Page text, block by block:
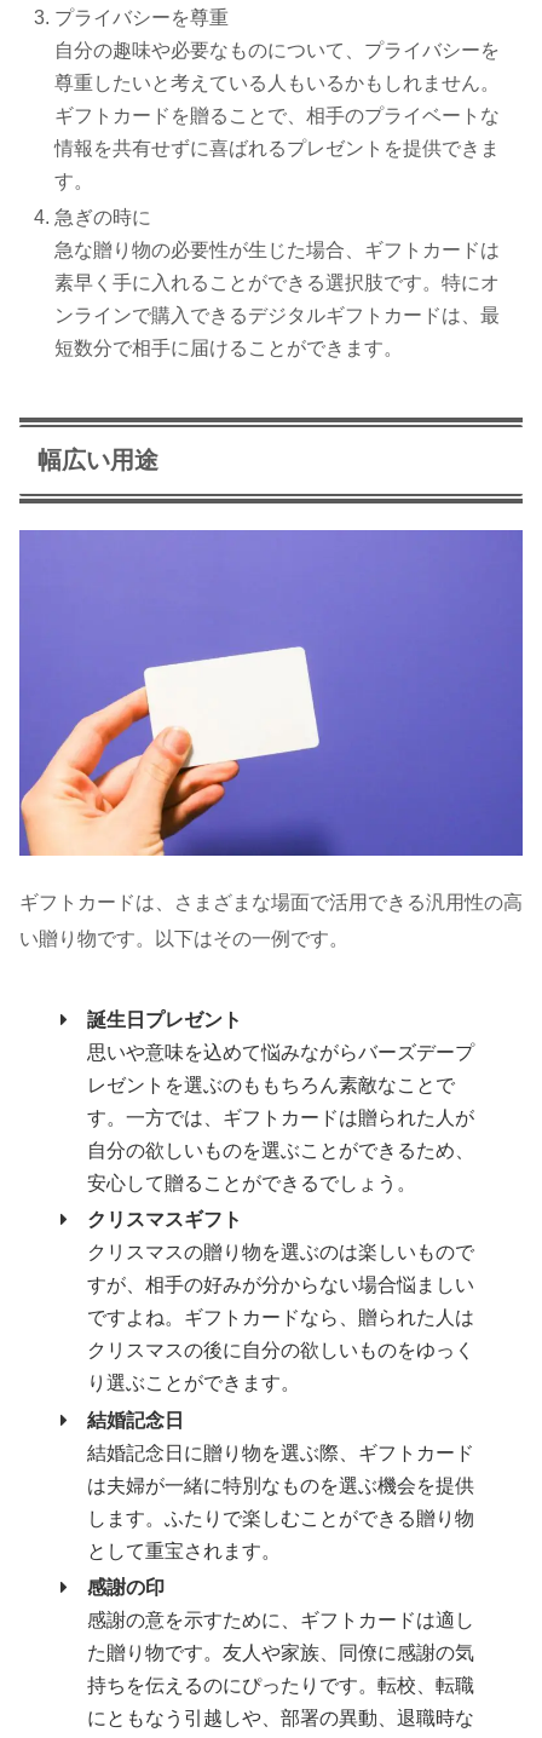
プライバシーを尊重
自分の趣味や必要なものについて、プライバシーを
尊重したいと考えている人もいるかもしれません。
ギフトカードを贈ることで、相手のプライベートな
情報を共有せずに喜ばれるプレゼントを提供できま
す。
急ぎの時に
急な贈り物の必要性が生じた場合、ギフトカードは
素早く手に入れることができる選択肢です。特にオ
ンラインで購入できるデジタルギフトカードは、最
短数分で相手に届けることができます。
幅広い用途
ギフトカードは、さまざまな場面で活用できる汎用性の高
い贈り物です。以下はその一例です。
誕生日プレゼント
思いや意味を込めて悩みながらバーズデープ
レゼントを選ぶのももちろん素敵なことで
す。一方では、ギフトカードは贈られた人が
自分の欲しいものを選ぶことができるため、
安心して贈ることができるでしょう。
クリスマスギフト
クリスマスの贈り物を選ぶのは楽しいもので
すが、相手の好みが分からない場合悩ましい
ですよね。ギフトカードなら、贈られた人は
クリスマスの後に自分の欲しいものをゆっく
り選ぶことができます。
結婚記念日
結婚記念日に贈り物を選ぶ際、ギフトカード
は夫婦が一緒に特別なものを選ぶ機会を提供
します。ふたりで楽しむことができる贈り物
として重宝されます。
感謝の印
感謝の意を示すために、ギフトカードは適し
た贈り物です。友人や家族、同僚に感謝の気
持ちを伝えるのにぴったりです。転校、転職
にともなう引越しや、部署の異動、退職時な